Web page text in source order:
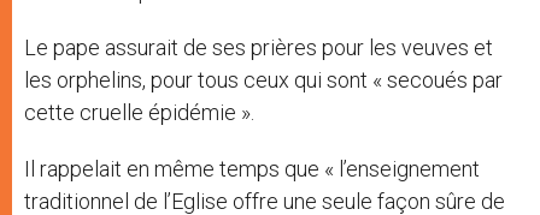
Le pape assurait de ses prières pour les veuves et
les orphelins, pour tous ceux qui sont « secoués par
cette cruelle épidémie ».
Il rappelait en même temps que « l’enseignement
traditionnel de l’Eglise offre une seule façon sûre de